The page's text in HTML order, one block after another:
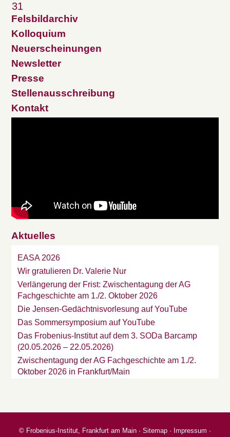
31
Felsbildarchiv
Kolloquium
Neuerscheinungen
Newsletter
Presse
Stellenausschreibung
Kontakt
Aktuelles
EASA 2026
Wir gratulieren Dr. Valerie Nur
Verlängerung der Frist: Zwischentagung der AG
Fachgeschichte am 1./2. Oktober 2026
Die Jensen-Gedächtnisvorlesung auf YouTube
Das Sommersymposium auf YouTube
Das Frobenius-Institut auf dem 3. SODa Barcamp
(20.05.2026 – 22.05.2026)
Zwischentagung der AG Fachgeschichte am 1./2.
Oktober 2026 in Frankfurt/Main
© Frobenius-Institut, Frankfurt am Main · Sitemap · Impressum ·